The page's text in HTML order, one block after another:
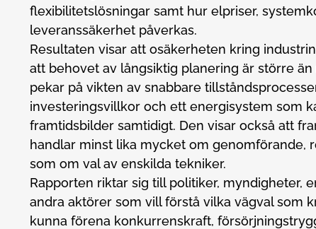
flexibilitetslösningar samt hur elpriser,
leveranssäkerhet påverkas.
Resultaten visar att osäkerheten kring
att behovet av långsiktig planering är större än
pekar på vikten av snabbare
investeringsvillkor och ett energisystem som
framtidsbilder samtidigt. Den visar också att
handlar minst lika mycket om genomförande,
som om val av enskilda tekniker.
Rapporten riktar sig till politiker, myndigheter,
andra aktörer som vill förstå vilka vägval som
kunna förena konkurrenskraft,